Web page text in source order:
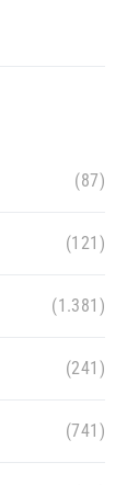
(87)
(121)
(1.381)
(241)
(741)